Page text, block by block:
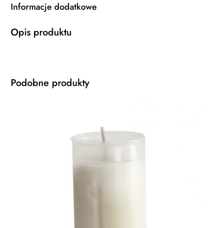
Informacje dodatkowe
Opis produktu
Podobne produkty